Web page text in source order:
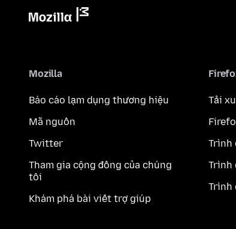
Mozilla
Báo cáo lạm dụng thương hiệu
Mã nguồn
Twitter
Tham gia cộng đồng của chúng
tôi
Khám phá bài viết trợ giúp
Tải
Trình
Trình
Trình